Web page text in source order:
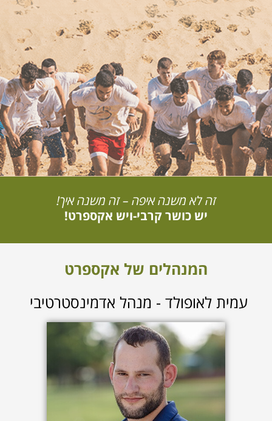
זה לא משנה איפה – זה משנה איך!
יש כושר קרבי-ויש אקספרט!
המנהלים של אקספרט
עמית לאופולד - מנהל אדמינסטרטיבי